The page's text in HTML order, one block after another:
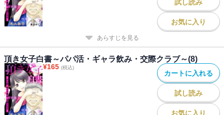
試し読み
お気に入り
あらすじを見る
頂き女子白書～パパ活・ギャラ飲み・交際クラブ～(8)
¥165 (税込)
カートに入れる
試し読み
お気に入り